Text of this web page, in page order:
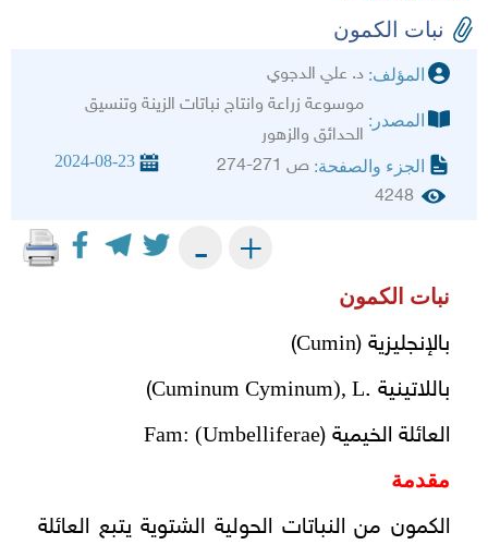
نبات الكمون
المؤلف: د. علي الدجوي
المصدر:
موسوعة زراعة وانتاج نباتات الزينة وتنسيق
الحدائق والزهور
الجزء والصفحة: ص 271-274 2024-08-23
4248
+
-
نبات الكمون
بالإنجليزية (Cumin
)
باللاتينية .Cuminum Cyminum), L
)
العائلة الخيمية (Fam: (Umbelliferae
مقدمة
الكمون من النباتات الحولية الشتوية يتبع العائلة